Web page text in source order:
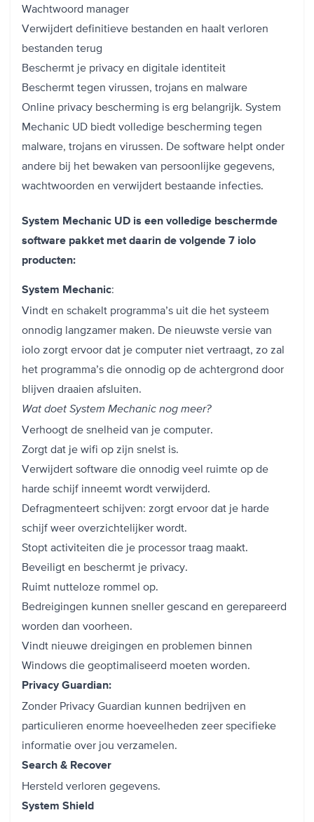
Wachtwoord manager
Verwijdert definitieve bestanden en haalt verloren
bestanden terug
Beschermt je privacy en digitale identiteit
Beschermt tegen virussen, trojans en malware
Online privacy bescherming is erg belangrijk. System
Mechanic UD biedt volledige bescherming tegen
malware, trojans en virussen. De software helpt onder
andere bij het bewaken van persoonlijke gegevens,
wachtwoorden en verwijdert bestaande infecties.
System Mechanic UD is een volledige beschermde
software pakket met daarin de volgende 7 iolo
producten:
System Mechanic:
Vindt en schakelt programma’s uit die het systeem
onnodig langzamer maken. De nieuwste versie van
iolo zorgt ervoor dat je computer niet vertraagt, zo zal
het programma’s die onnodig op de achtergrond door
blijven draaien afsluiten.
Wat doet System Mechanic nog meer?
Verhoogt de snelheid van je computer.
Zorgt dat je wifi op zijn snelst is.
Verwijdert software die onnodig veel ruimte op de
harde schijf inneemt wordt verwijderd.
Defragmenteert schijven: zorgt ervoor dat je harde
schijf weer overzichtelijker wordt.
Stopt activiteiten die je processor traag maakt.
Beveiligt en beschermt je privacy.
Ruimt nutteloze rommel op.
Bedreigingen kunnen sneller gescand en gerepareerd
worden dan voorheen.
Vindt nieuwe dreigingen en problemen binnen
Windows die geoptimaliseerd moeten worden.
Privacy Guardian:
Zonder Privacy Guardian kunnen bedrijven en
particulieren enorme hoeveelheden zeer specifieke
informatie over jou verzamelen.
Search & Recover
Hersteld verloren gegevens.
System Shield